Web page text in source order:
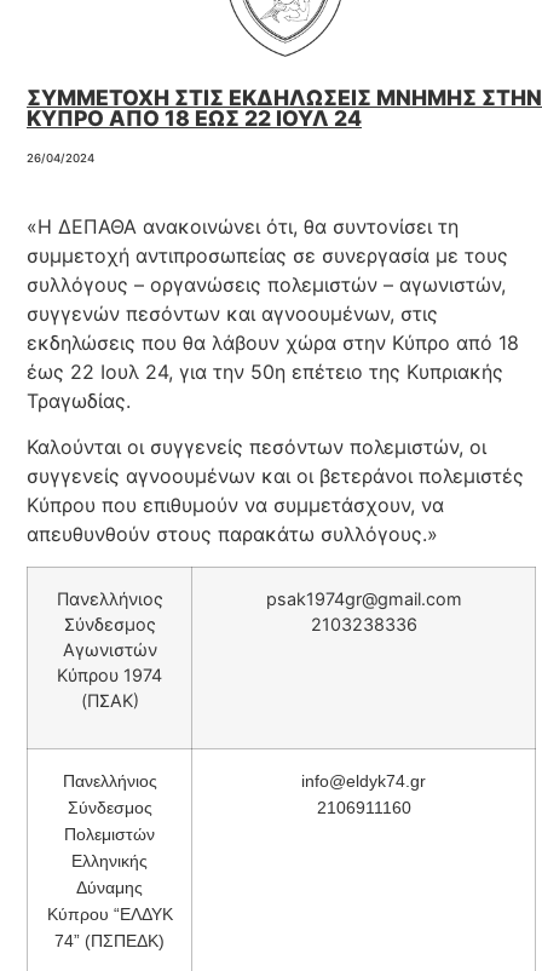
ΣΥΜΜΕΤΟΧΗ ΣΤΙΣ ΕΚΔΗΛΩΣΕΙΣ ΜΝΗΜΗΣ ΣΤΗΝ
ΚΥΠΡΟ ΑΠΟ 18 ΕΩΣ 22 ΙΟΥΛ 24
26/04/2024
«Η ΔΕΠΑΘΑ ανακοινώνει ότι, θα συντονίσει τη
συμμετοχή αντιπροσωπείας σε συνεργασία με τους
συλλόγους – οργανώσεις πολεμιστών – αγωνιστών,
συγγενών πεσόντων και αγνοουμένων, στις
εκδηλώσεις που θα λάβουν χώρα στην Κύπρο από 18
έως 22 Ιουλ 24, για την 50η επέτειο της Κυπριακής
Τραγωδίας.
Καλούνται οι συγγενείς πεσόντων πολεμιστών, οι
συγγενείς αγνοουμένων και οι βετεράνοι πολεμιστές
Κύπρου που επιθυμούν να συμμετάσχουν, να
απευθυνθούν στους παρακάτω συλλόγους.»
Πανελλήνιος
Σύνδεσμος
Αγωνιστών
Κύπρου 1974
(ΠΣΑΚ)
psak1974gr@gmail.com
2103238336
Πανελλήνιος
Σύνδεσμος
Πολεμιστών
Ελληνικής
Δύναμης
Κύπρου “ΕΛΔΥΚ
74” (ΠΣΠΕΔΚ)
info@eldyk74.gr
2106911160